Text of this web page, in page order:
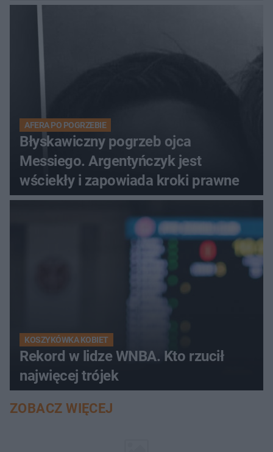
AFERA PO POGRZEBIE
Błyskawiczny pogrzeb ojca
Messiego. Argentyńczyk jest
wściekły i zapowiada kroki prawne
KOSZYKÓWKA KOBIET
Rekord w lidze WNBA. Kto rzucił
najwięcej trójek
ZOBACZ WIĘCEJ